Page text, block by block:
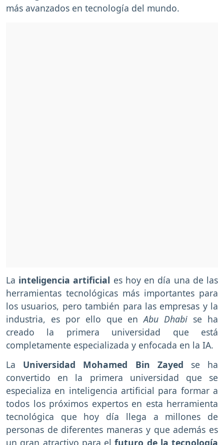
más avanzados en tecnología del mundo.
La inteligencia artificial es hoy en día una de las
herramientas tecnológicas más importantes para
los usuarios, pero también para las empresas y la
industria, es por ello que enAbu Dhabi se ha
creado la primera universidad que está
completamente especializada y enfocada en la IA.
La Universidad Mohamed Bin Zayed se ha
convertido en la primera universidad que se
especializa en inteligencia artificial para formar a
todos los próximos expertos en esta herramienta
tecnológica que hoy día llega a millones de
personas de diferentes maneras y que además es